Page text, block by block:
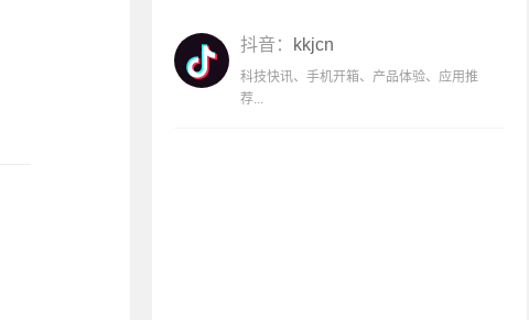
抖音： kkjcn
科技快讯、手机开箱、产品体验、应用推
荐...